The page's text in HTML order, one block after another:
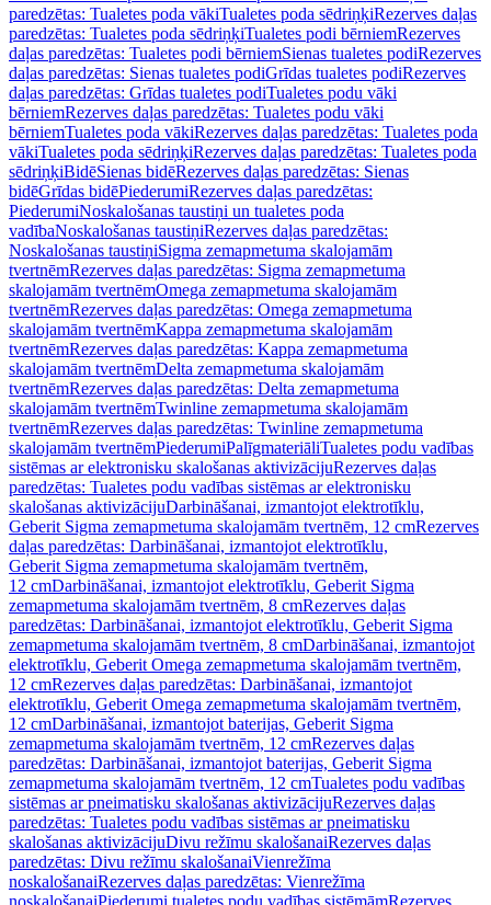
paredzētas: Tualetes poda vākiTualetes poda sēdriņķiRezerves daļas
paredzētas: Tualetes poda sēdriņķiTualetes podi bērniemRezerves
daļas paredzētas: Tualetes podi bērniemSienas tualetes podiRezerves
daļas paredzētas: Sienas tualetes podiGrīdas tualetes podiRezerves
daļas paredzētas: Grīdas tualetes podiTualetes podu vāki
bērniemRezerves daļas paredzētas: Tualetes podu vāki
bērniemTualetes poda vākiRezerves daļas paredzētas: Tualetes poda
vākiTualetes poda sēdriņķiRezerves daļas paredzētas: Tualetes poda
sēdriņķiBidēSienas bidēRezerves daļas paredzētas: Sienas
bidēGrīdas bidēPiederumiRezerves daļas paredzētas:
PiederumiNoskalošanas taustiņi un tualetes poda
vadībaNoskalošanas taustiņiRezerves daļas paredzētas:
Noskalošanas taustiņiSigma zemapmetuma skalojamām
tvertnēmRezerves daļas paredzētas: Sigma zemapmetuma
skalojamām tvertnēmOmega zemapmetuma skalojamām
tvertnēmRezerves daļas paredzētas: Omega zemapmetuma
skalojamām tvertnēmKappa zemapmetuma skalojamām
tvertnēmRezerves daļas paredzētas: Kappa zemapmetuma
skalojamām tvertnēmDelta zemapmetuma skalojamām
tvertnēmRezerves daļas paredzētas: Delta zemapmetuma
skalojamām tvertnēmTwinline zemapmetuma skalojamām
tvertnēmRezerves daļas paredzētas: Twinline zemapmetuma
skalojamām tvertnēmPiederumiPalīgmateriāliTualetes podu vadības
sistēmas ar elektronisku skalošanas aktivizācijuRezerves daļas
paredzētas: Tualetes podu vadības sistēmas ar elektronisku
skalošanas aktivizācijuDarbināšanai, izmantojot elektrotīklu,
Geberit Sigma zemapmetuma skalojamām tvertnēm, 12 cmRezerves
daļas paredzētas: Darbināšanai, izmantojot elektrotīklu,
Geberit Sigma zemapmetuma skalojamām tvertnēm,
12 cmDarbināšanai, izmantojot elektrotīklu, Geberit Sigma
zemapmetuma skalojamām tvertnēm, 8 cmRezerves daļas
paredzētas: Darbināšanai, izmantojot elektrotīklu, Geberit Sigma
zemapmetuma skalojamām tvertnēm, 8 cmDarbināšanai, izmantojot
elektrotīklu, Geberit Omega zemapmetuma skalojamām tvertnēm,
12 cmRezerves daļas paredzētas: Darbināšanai, izmantojot
elektrotīklu, Geberit Omega zemapmetuma skalojamām tvertnēm,
12 cmDarbināšanai, izmantojot baterijas, Geberit Sigma
zemapmetuma skalojamām tvertnēm, 12 cmRezerves daļas
paredzētas: Darbināšanai, izmantojot baterijas, Geberit Sigma
zemapmetuma skalojamām tvertnēm, 12 cmTualetes podu vadības
sistēmas ar pneimatisku skalošanas aktivizācijuRezerves daļas
paredzētas: Tualetes podu vadības sistēmas ar pneimatisku
skalošanas aktivizācijuDivu režīmu skalošanaiRezerves daļas
paredzētas: Divu režīmu skalošanaiVienrežīma
noskalošanaiRezerves daļas paredzētas: Vienrežīma
noskalošanaiPiederumi tualetes podu vadības sistēmāmRezerves